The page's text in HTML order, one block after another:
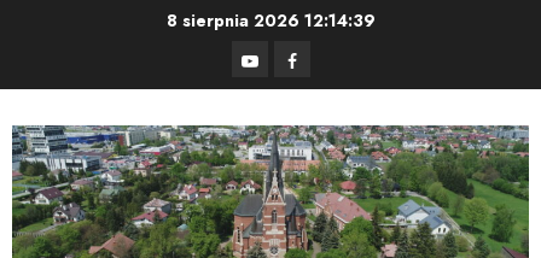
8 sierpnia 2026 12:14:40
YouTubeFacebook